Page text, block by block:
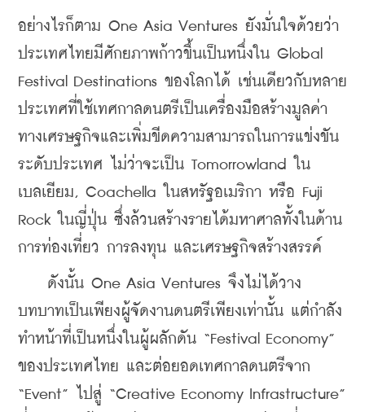
อย่างไรก็ตาม One Asia Ventures ยังมั่นใจด้วยว่า
ประเทศไทยมีศักยภาพก้าวขึ้นเป็นหนึ่งใน Global
Festival Destinations ของโลกได้ เช่นเดียวกับหลาย
ประเทศที่ใช้เทศกาลดนตรีเป็นเครื่องมือสร้างมูลค่า
ทางเศรษฐกิจและเพิ่มขีดความสามารถในการแข่งขัน
ระดับประเทศ ไม่ว่าจะเป็น Tomorrowland ใน
เบลเยียม, Coachella ในสหรัฐอเมริกา หรือ Fuji
Rock ในญี่ปุ่น ซึ่งล้วนสร้างรายได้มหาศาลทั้งในด้าน
การท่องเที่ยว การลงทุน และเศรษฐกิจสร้างสรรค์
ดังนั้น One Asia Ventures จึงไม่ได้วาง
บทบาทเป็นเพียงผู้จัดงานดนตรีเพียงเท่านั้น แต่กำลัง
ทำหน้าที่เป็นหนึ่งในผู้ผลักดัน “Festival Economy”
ของประเทศไทย และต่อยอดเทศกาลดนตรีจาก
“Event” ไปสู่ “Creative Economy Infrastructure”